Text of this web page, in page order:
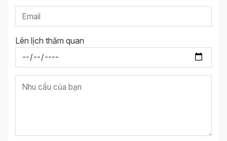
Lên lịch thăm quan